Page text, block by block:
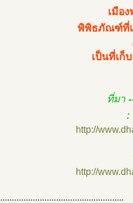
เมือ
พิพิธภัณฑ์ที่เ
เป็นที่เก็
ที่มา
:
http://
http://
.....................................................